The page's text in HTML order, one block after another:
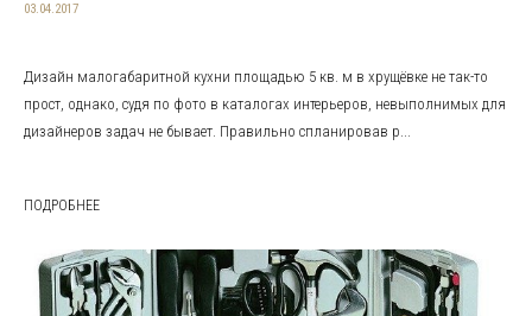
03.04.2017
Дизайн малогабаритной кухни площадью 5 кв. м в хрущёвке не так-то
прост, однако, судя по фото в каталогах интерьеров, невыполнимых для
дизайнеров задач не бывает. Правильно спланировав р...
ПОДРОБНЕЕ